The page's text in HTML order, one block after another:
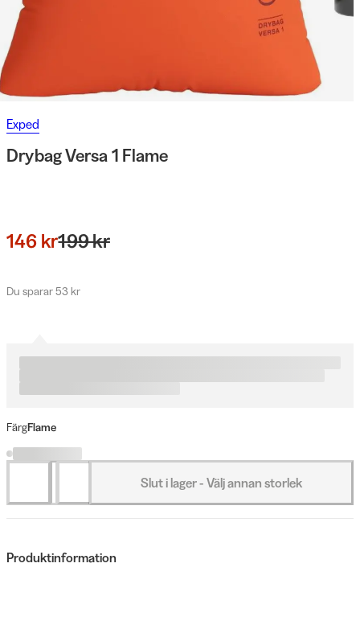
Exped
Drybag Versa 1 Flame
146 kr199 kr
Du sparar 53 kr
FärgFlame
Slut i lager - Välj annan storlek
Produktinformation